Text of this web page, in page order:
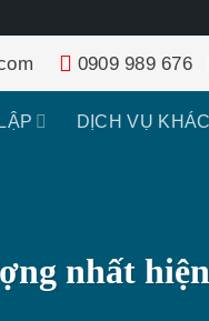
0909 989 676
DỊCH VỤ KHÁC
nhất